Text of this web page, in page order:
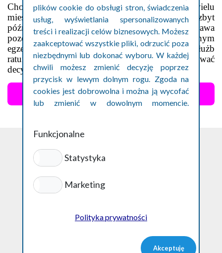
plików cookie do obsługi stron, świadczenia
usług, wyświetlania spersonalizowanych
treści i realizacji celów biznesowych. Możesz
zaakceptować wszystkie pliki, odrzucić poza
niezbędnymi lub dokonać wyboru. W każdej
chwili możesz zmienić decyzję poprzez
przycisk w lewym dolnym rogu. Zgoda na
cookies jest dobrowolna i można ją wycofać
lub zmienić w dowolnym momencie.
Funkcjonalne
Statystyka
Marketing
Polityka prywatności
Akceptuję
Choć strażak wygrał przed sądem, dla wielu
mieszkańców regionu zwycięstwo przyszło zbyt
późno. Ray Lange nie wrócił już do służby, a sprawa
pozostaje symbolem konfliktu między sztywnym
egzekwowaniem przepisów a realiami pracy służb
ratunkowych, które często muszą podejmować
decyzje w ciągu kilku sekund
Polityka prywatności
ul. Podwale 1/62
+48 500 800 870